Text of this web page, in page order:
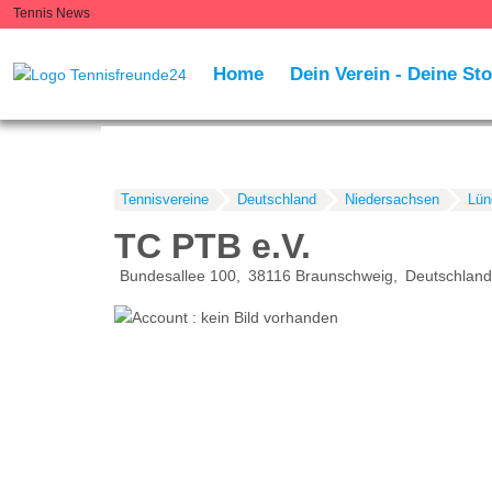
Tennis News
Home Dein Verein - Deine
Tennisvereine Deutschland Niedersachsen
TC PTB e.V.
Bundesallee 100 38116 Braunschweig Deutschland